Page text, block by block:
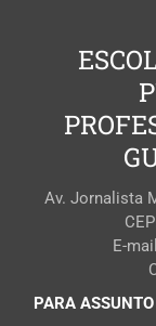
Av. Jornalista
E-
PARA